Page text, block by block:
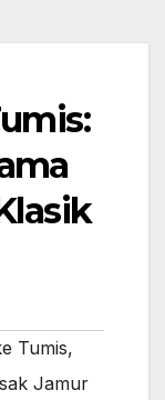
Tumis,
Jamur